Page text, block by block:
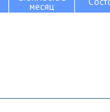
месяц